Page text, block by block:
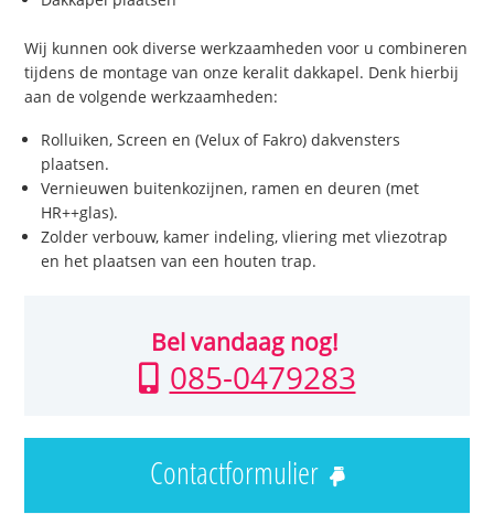
Wij kunnen ook diverse werkzaamheden voor u combineren
tijdens de montage van onze keralit dakkapel. Denk hierbij
aan de volgende werkzaamheden:
Rolluiken, Screen en (Velux of Fakro) dakvensters
plaatsen.
Vernieuwen buitenkozijnen, ramen en deuren (met
HR++glas).
Zolder verbouw, kamer indeling, vliering met vliezotrap
en het plaatsen van een houten trap.
Bel vandaag nog!
085-0479283
Contactformulier